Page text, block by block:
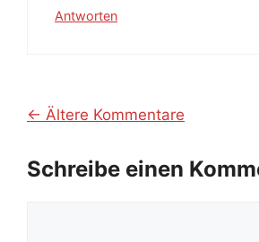
Antworten
← Ältere Kommentare
Schreibe einen